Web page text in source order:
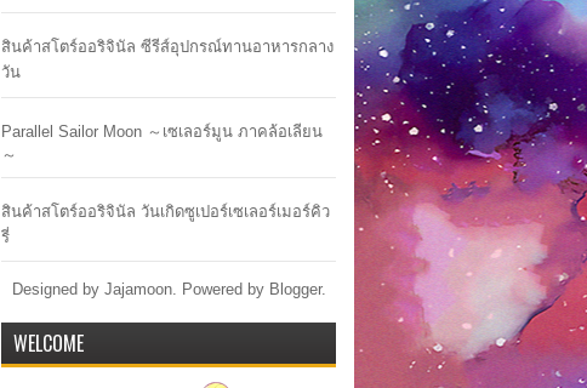
สินค้าสโตร์ออริจินัล ซีรีส์อุปกรณ์ทานอาหารกลาง
วัน
Parallel Sailor Moon ～เซเลอร์มูน ภาคล้อเลียน
～
สินค้าสโตร์ออริจินัล วันเกิดซูเปอร์เซเลอร์เมอร์คิว
รี่
Designed by Jajamoon. Powered by Blogger.
WELCOME